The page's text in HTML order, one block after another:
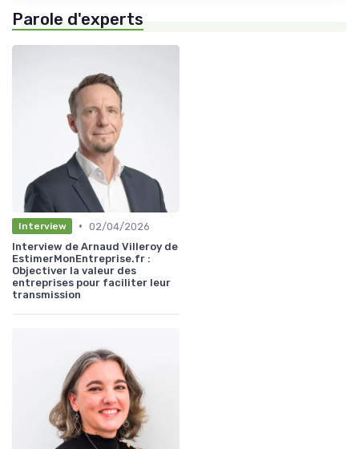
Parole d'experts
Interview • 02/04/2026
Interview de Arnaud Villeroy de
EstimerMonEntreprise.fr :
Objectiver la valeur des
entreprises pour faciliter leur
transmission